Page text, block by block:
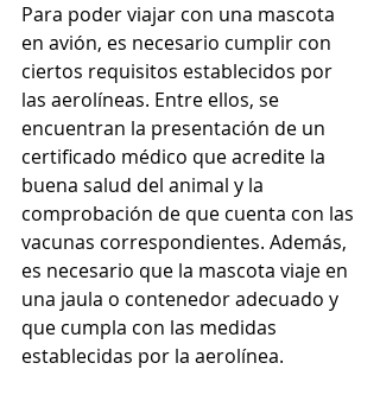
Para poder viajar con una mascota
en avión, es necesario cumplir con
ciertos requisitos establecidos por
las aerolíneas. Entre ellos, se
encuentran la presentación de un
certificado médico que acredite la
buena salud del animal y la
comprobación de que cuenta con las
vacunas correspondientes. Además,
es necesario que la mascota viaje en
una jaula o contenedor adecuado y
que cumpla con las medidas
establecidas por la aerolínea.